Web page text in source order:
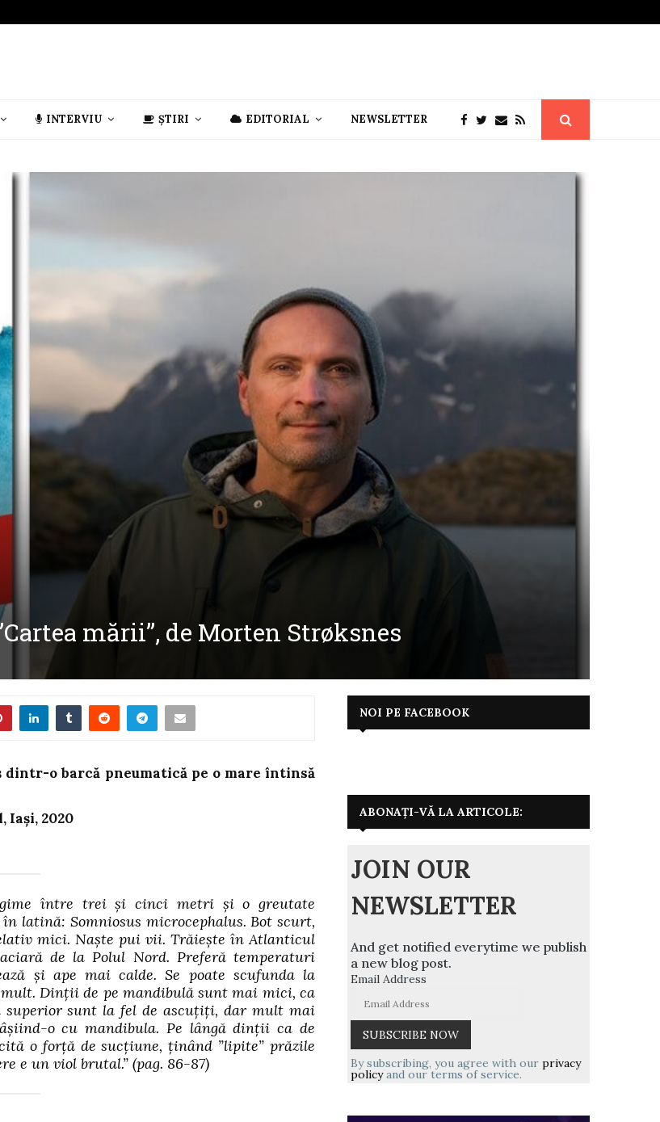
INTERVIU ȘTIRI EDITORIAL NEWSLETTER
mării”, de Morten Strøksnes
o barcă pneumatică pe o mare întinsă
Iași, 2020
între trei și cinci metri și o greutate
latină: Somniosus microcephalus. Bot scurt,
mici. Naște pui vii. Trăiește în Atlanticul
de la Polul Nord. Preferă temperaturi
și ape mai calde. Se poate scufunda la
Dinții de pe mandibulă sunt mai mici, ca
sunt la fel de ascuțiți, dar mult mai
o cu mandibula. Pe lângă dinții ca de
o forță de sucțiune, ținând ”lipite” prăzile
e un viol brutal.” (pag. 86-87)
NOI PE FACEBOOK
ABONAȚI-VĂ LA ARTICOLE:
JOIN OUR
NEWSLETTER
And get notified everytime we publish
a new blog post.
Email Address
By subscribing, you agree with our privacy
policyand our terms of service.